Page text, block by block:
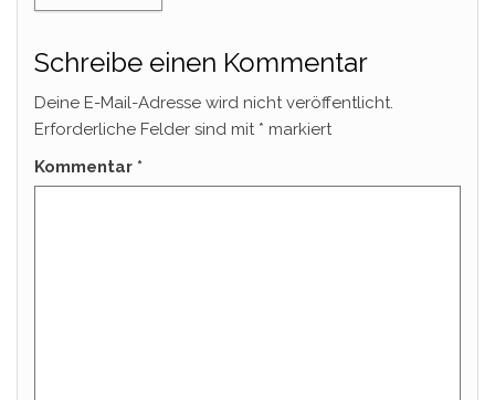
Schreibe einen Kommentar
Deine E-Mail-Adresse wird nicht veröffentlicht.
Erforderliche Felder sind mit * markiert
Kommentar *